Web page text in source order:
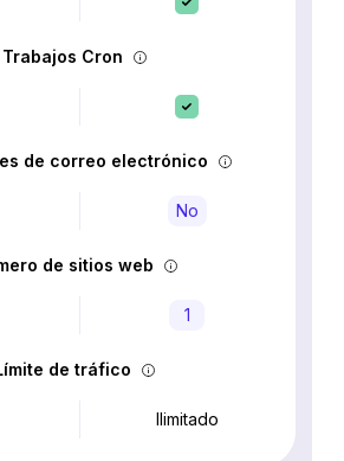
Trabajos Cron
de correo electrónico
No
de sitios web
1
de tráfico
Ilimitado